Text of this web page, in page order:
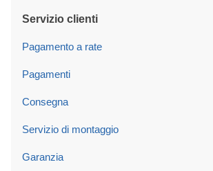
Servizio clienti
Pagamento a rate
Pagamenti
Consegna
Servizio di montaggio
Garanzia